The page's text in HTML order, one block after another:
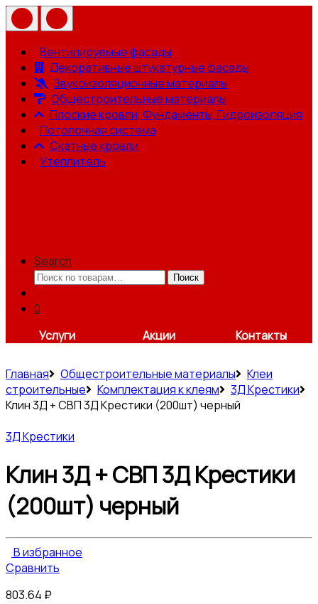
Вентилируемые фасады
Декоративные штукатурные фасады
Звукоизоляционные материалы
Общестроительные материалы
Плоские кровли, Фундаменты, Гидроизоляция
Потолочная система
Скатные кровли
Утеплитель
Search
Искать:
Поиск
0
Услуги
Акции Контакты
Главная Общестроительные материалы
Клеи
строительные
Комплектация к клеям
3Д Крестики
Клин 3Д + СВП 3Д Крестики (200шт) черный
3Д Крестики
Клин 3Д + СВП 3Д Крестики
(200шт) черный
В избранное
Сравнить
803.64 ₽